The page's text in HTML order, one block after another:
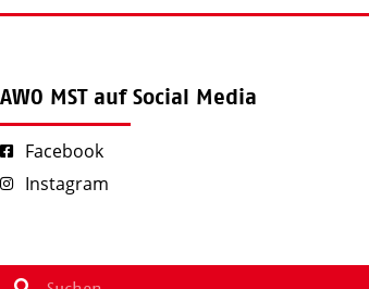
AWO MST auf Social Media
Facebook
Instagram